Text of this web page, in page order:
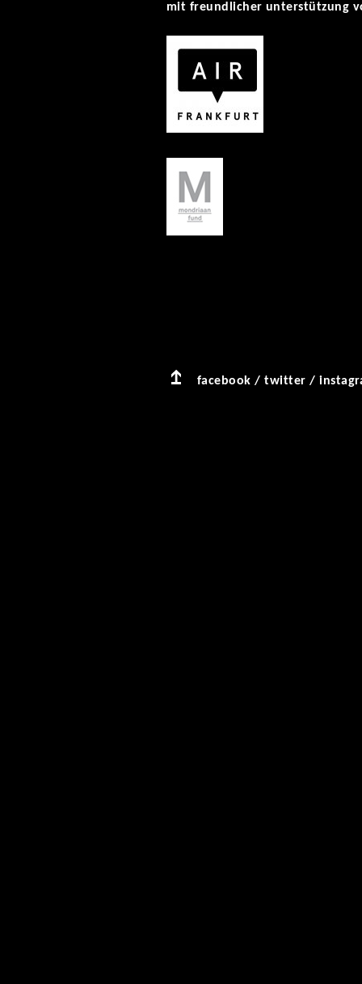
mit freundlicher unterstützung
facebook /twitter /